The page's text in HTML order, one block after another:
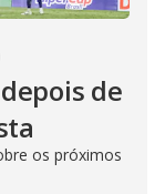
de
os próximos